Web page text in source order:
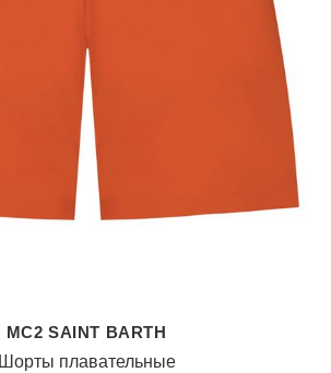
MC2 SAINT BARTH
Шорты плавательные